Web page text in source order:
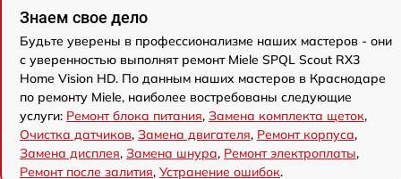
Знаем свое дело
Будьте уверены в профессионализме наших мастеров - они
с уверенностью выполнят ремонт Miele SPQL Scout RX3
Home Vision HD. По данным наших мастеров в Краснодаре
по ремонту Miele, наиболее востребованы следующие
услуги: Ремонт блока питания, Замена комплекта щеток,
Очистка датчиков, Замена двигателя, Ремонт корпуса,
Замена дисплея, Замена шнура, Ремонт электроплаты,
Ремонт после залития, Устранение ошибок.